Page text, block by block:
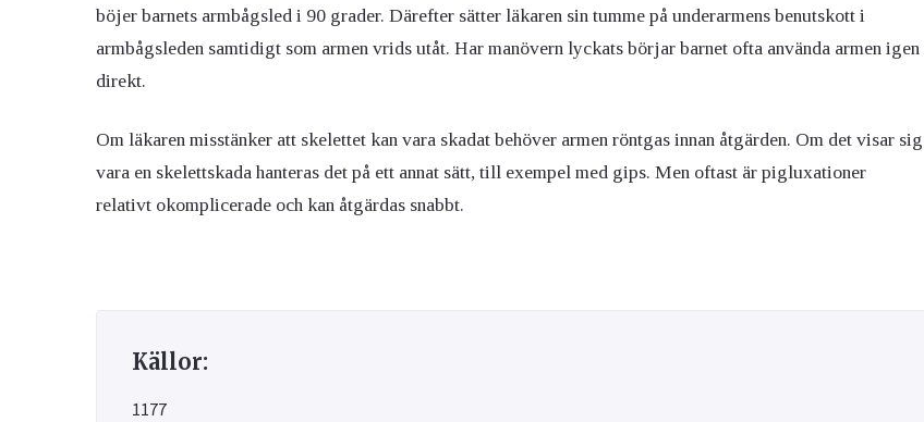
böjer barnets armbågsled i 90 grader. Därefter sätter läkaren sin tumme på underarmens benutskott i
armbågsleden samtidigt som armen vrids utåt. Har manövern lyckats börjar barnet ofta använda armen igen
direkt.
Om läkaren misstänker att skelettet kan vara skadat behöver armen röntgas innan åtgärden. Om det visar sig
vara en skelettskada hanteras det på ett annat sätt, till exempel med gips. Men oftast är pigluxationer
relativt okomplicerade och kan åtgärdas snabbt.
Källor:
1177